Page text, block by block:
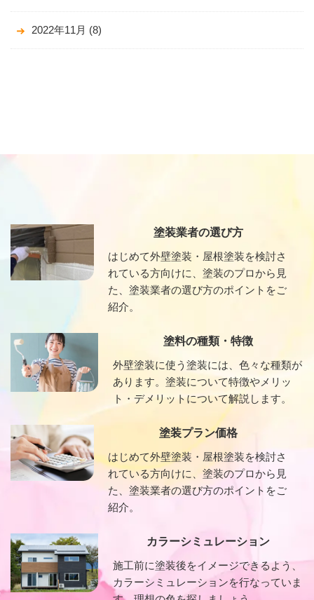
2022年11月 (8)
塗装業者の選び方
はじめて外壁塗装・屋根塗装を検討さ
れている方向けに、塗装のプロから見
た、塗装業者の選び方のポイントをご
紹介。
塗料の種類・特徴
外壁塗装に使う塗装には、色々な種類が
あります。塗装について特徴やメリッ
ト・デメリットについて解説します。
塗装プラン価格
はじめて外壁塗装・屋根塗装を検討さ
れている方向けに、塗装のプロから見
た、塗装業者の選び方のポイントをご
紹介。
カラーシミュレーション
施工前に塗装後をイメージできるよう、
カラーシミュレーションを行なっていま